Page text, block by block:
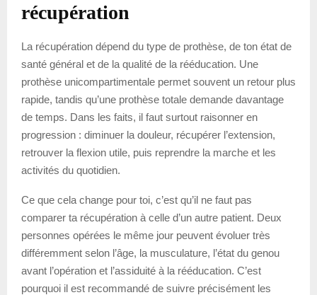
récupération
La récupération dépend du type de prothèse, de ton état de
santé général et de la qualité de la rééducation. Une
prothèse unicompartimentale permet souvent un retour plus
rapide, tandis qu’une prothèse totale demande davantage
de temps. Dans les faits, il faut surtout raisonner en
progression : diminuer la douleur, récupérer l’extension,
retrouver la flexion utile, puis reprendre la marche et les
activités du quotidien.
Ce que cela change pour toi, c’est qu’il ne faut pas
comparer ta récupération à celle d’un autre patient. Deux
personnes opérées le même jour peuvent évoluer très
différemment selon l’âge, la musculature, l’état du genou
avant l’opération et l’assiduité à la rééducation. C’est
pourquoi il est recommandé de suivre précisément les